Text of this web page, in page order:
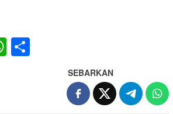
WhatsApp
SEBARKAN